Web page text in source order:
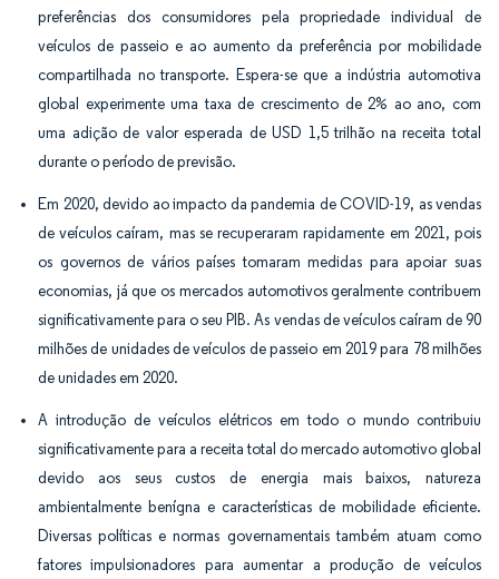
preferências dos consumidores pela propriedade individual de
veículos de passeio e ao aumento da preferência por mobilidade
compartilhada no transporte. Espera-se que a indústria automotiva
global experimente uma taxa de crescimento de 2% ao ano, com
uma adição de valor esperada de USD 1,5 trilhão na receita total
durante o período de previsão.
Em 2020, devido ao impacto da pandemia de COVID-19, as vendas
de veículos caíram, mas se recuperaram rapidamente em 2021, pois
os governos de vários países tomaram medidas para apoiar suas
economias, já que os mercados automotivos geralmente contribuem
significativamente para o seu PIB. As vendas de veículos caíram de 90
milhões de unidades de veículos de passeio em 2019 para 78 milhões
de unidades em 2020.
A introdução de veículos elétricos em todo o mundo contribuiu
significativamente para a receita total do mercado automotivo global
devido aos seus custos de energia mais baixos, natureza
ambientalmente benígna e características de mobilidade eficiente.
Diversas políticas e normas governamentais também atuam como
fatores impulsionadores para aumentar a produção de veículos